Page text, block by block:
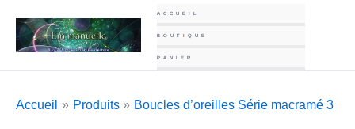
contenu
ACCUEIL
BOUTIQUE
PANIER
Accueil Produits Boucles d’oreilles Série macramé 3